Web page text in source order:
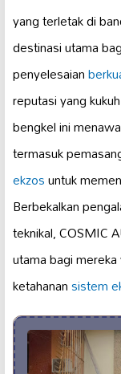
yang terletak di
destinasi utama
penyelesaian
reputasi yang
bengkel ini
termasuk
ekzosuntuk
Berbekalkan
teknikal, COSMIC
utama bagi
ketahanansistem